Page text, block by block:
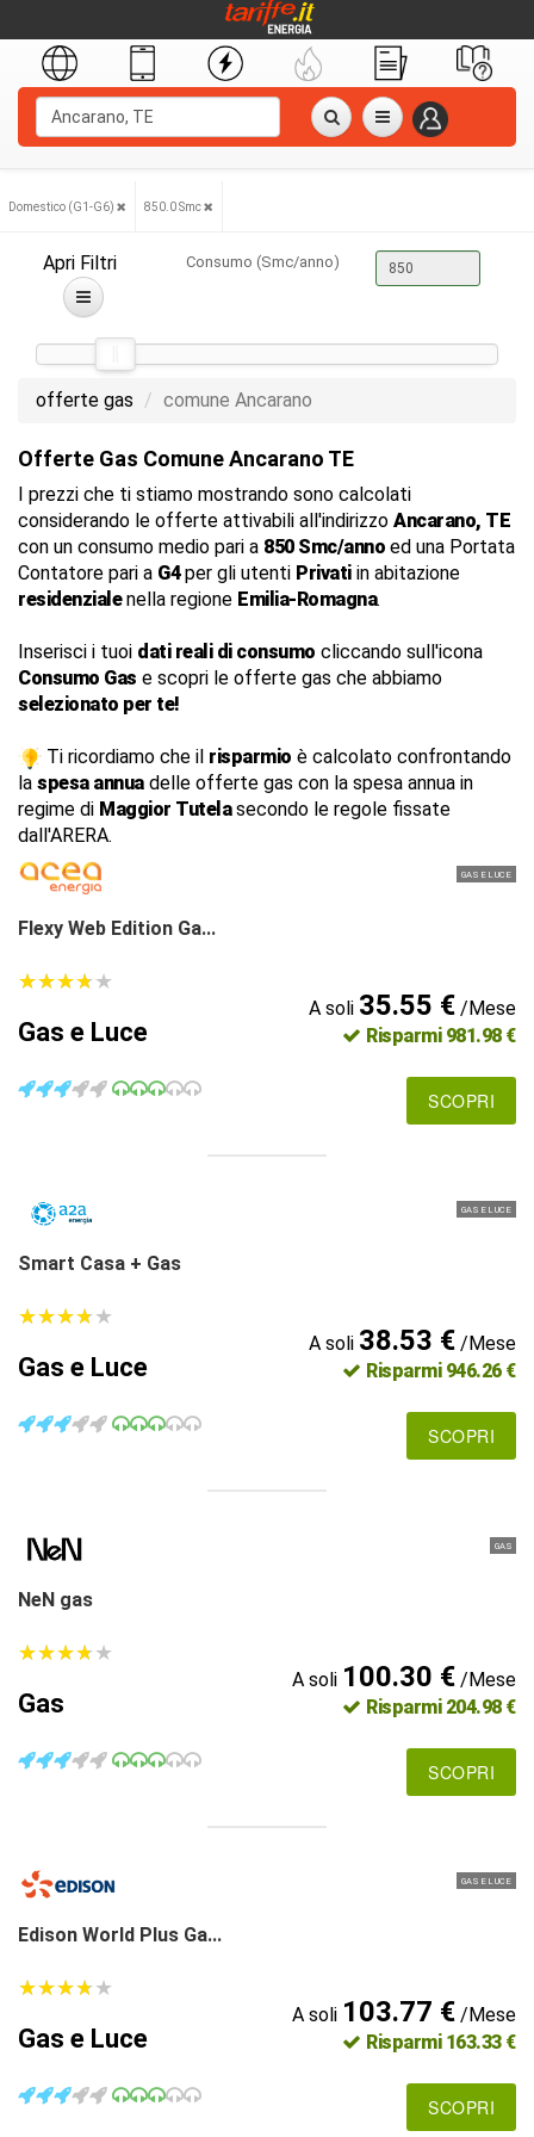
Domestico (G1-G6) 850.0 Smc
Apri Filtri Consumo (Smc/anno)
offerte gas comune Ancarano
Offerte Gas Comune Ancarano TE
I prezzi che ti stiamo mostrando sono calcolati
considerando le offerte attivabili all'indirizzo Ancarano, TE
con un consumo medio pari a 850 Smc/anno ed una Portata
Contatore pari a G4per gli utenti Privatiin abitazione
residenzialenella regione Emilia-Romagna.
Inserisci i tuoi dati reali di consumo cliccando sull'icona
Consumo Gas e scopri le offerte gas che abbiamo
selezionato per te!
Ti ricordiamo che il risparmio è calcolato confrontando
la spesa annuadelle offerte gas con la spesa annua in
regime di Maggior Tutelasecondo le regole fissate
dall'ARERA.
GAS E LUCE
Flexy Web Edition Ga...
★★★★★
★★★★★
Gas e Luce
A soli 35.55 €/Mese
Risparmi 981.98 €
SCOPRI
GAS E LUCE
Smart Casa + Gas
★★★★★
★★★★★
Gas e Luce
A soli 38.53 €/Mese
Risparmi 946.26 €
SCOPRI
GAS
NeN gas
★★★★★
★★★★★
Gas
A soli 100.30 €/Mese
Risparmi 204.98 €
SCOPRI
GAS E LUCE
Edison World Plus Ga...
★★★★★
★★★★★
Gas e Luce
A soli 103.77 €/Mese
Risparmi 163.33 €
SCOPRI